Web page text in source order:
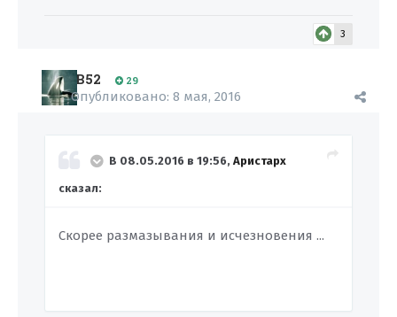
3
B52 29
Опубликовано: 8 мая, 2016
В 08.05.2016 в 19:56, Аристарх
сказал:
Скорее размазывания и исчезновения ...